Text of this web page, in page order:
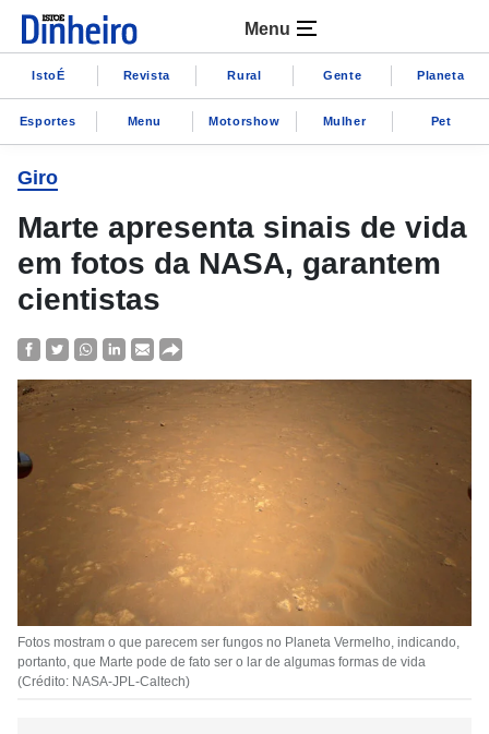
Menu
IstoÉ Revista Rural Gente Planeta
Esportes Menu Motorshow Mulher Pet
Giro
Marte apresenta sinais de vida
em fotos da NASA, garantem
cientistas
Fotos mostram o que parecem ser fungos no Planeta Vermelho, indicando,
portanto, que Marte pode de fato ser o lar de algumas formas de vida
(Crédito: NASA-JPL-Caltech)